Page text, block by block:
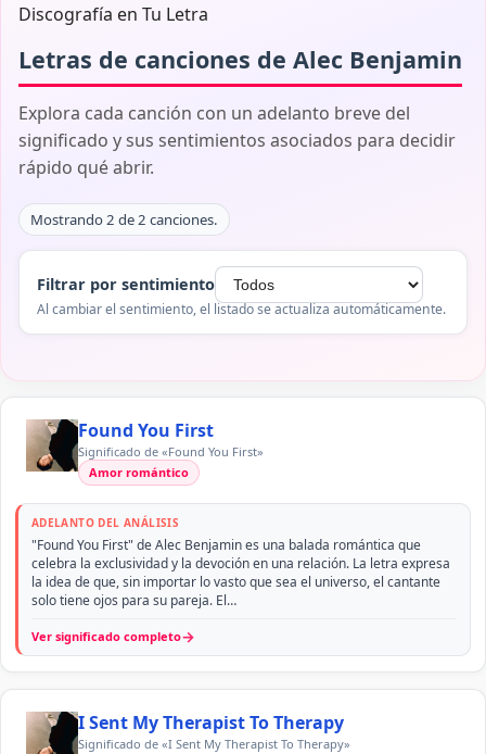
Discografía en Tu Letra
Letras de canciones de Alec Benjamin
Explora cada canción con un adelanto breve del
significado y sus sentimientos asociados para decidir
rápido qué abrir.
Mostrando 2 de 2 canciones.
Filtrar por sentimiento
Al cambiar el sentimiento, el listado se actualiza automáticamente.
Found You First
Significado de «Found You First»
Amor romántico
ADELANTO DEL ANÁLISIS
"Found You First" de Alec Benjamin es una balada romántica que
celebra la exclusividad y la devoción en una relación. La letra expresa
la idea de que, sin importar lo vasto que sea el universo, el cantante
solo tiene ojos para su pareja. El…
Ver significado completo→
I Sent My Therapist To Therapy
Significado de «I Sent My Therapist To Therapy»